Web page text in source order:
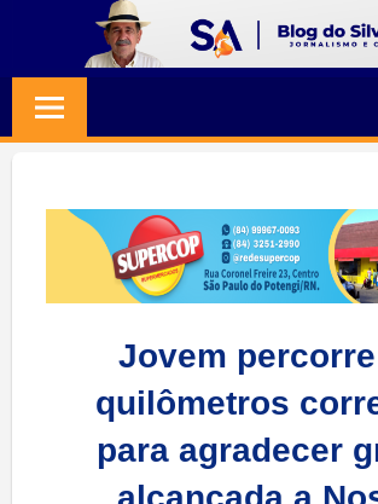
content
ALVES
Jornalismo
Credibilidade
Jovem
quilômetros
para agradecer